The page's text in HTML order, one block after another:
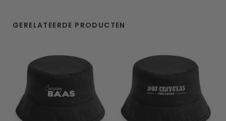
GERELATEERDE PRODUCTEN